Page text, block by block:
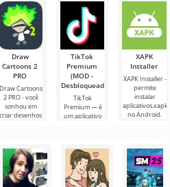
para Android
que oferece
infinitas
os jogadores
assumem o
papel de
um simulador
de transporte
de carga e um
Draw
Cartoons 2
PRO
Draw Cartoons
2 PRO - você
sonhou em
criar desenhos
até
TikTok
Premium
(MOD -
Desbloqueado)
TikTok
Premium — é
um aplicativo
outros
usuários ou
encontrar
XAPK
Installer
XAPK Installer -
permite
instalar
aplicativos.xapk
no Android.